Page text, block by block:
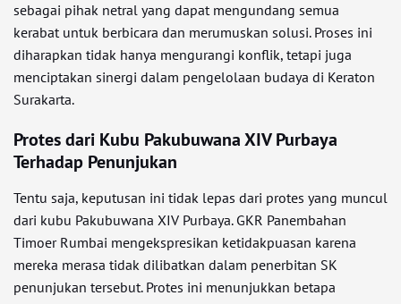
sebagai pihak netral yang dapat mengundang semua
kerabat untuk berbicara dan merumuskan solusi. Proses ini
diharapkan tidak hanya mengurangi konflik, tetapi juga
menciptakan sinergi dalam pengelolaan budaya di Keraton
Surakarta.
Protes dari Kubu Pakubuwana XIV Purbaya
Terhadap Penunjukan
Tentu saja, keputusan ini tidak lepas dari protes yang muncul
dari kubu Pakubuwana XIV Purbaya. GKR Panembahan
Timoer Rumbai mengekspresikan ketidakpuasan karena
mereka merasa tidak dilibatkan dalam penerbitan SK
penunjukan tersebut. Protes ini menunjukkan betapa